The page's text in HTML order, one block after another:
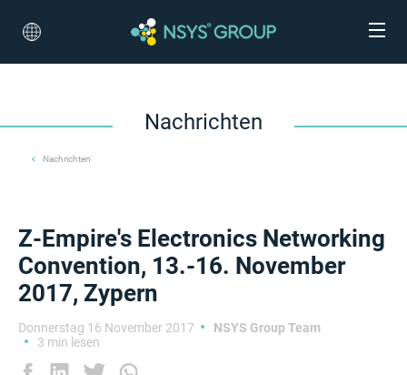
Nachrichten
Nachrichten
Z-Empire's Electronics Networking
Convention, 13.-16. November
2017, Zypern
Donnerstag 16 November 2017
NSYS Group Team
3 min lesen